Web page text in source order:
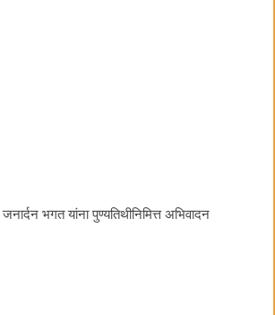
भगत यांना पुण्यतिथीनिमित्त अभिवादन